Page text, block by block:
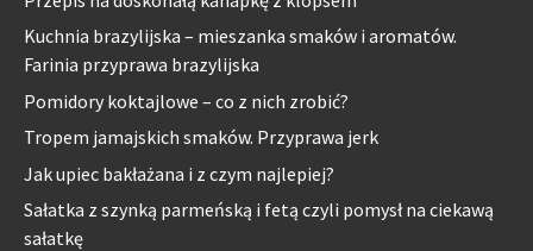
Kuchnia brazylijska – mieszanka smaków i aromatów.
Farinia przyprawa brazylijska
Pomidory koktajlowe – co z nich zrobić?
Tropem jamajskich smaków. Przyprawa jerk
Jak upiec bakłażana i z czym najlepiej?
Sałatka z szynką parmeńską i fetą czyli pomysł na ciekawą
sałatkę